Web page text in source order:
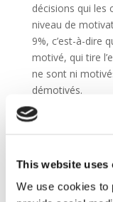
This website uses
We use cookies to
décisions qui les
niveau de
9%, c’est-à-dire
motivé, qui tire
ne sont ni
démotivés.
Il est important
comment la faire
qui sera plus